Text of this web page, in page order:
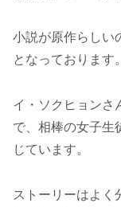
小説が原作らしい
となっております。
イ・ソクヒョンさ
で、相棒の女子生
じています。
ストーリーはよく